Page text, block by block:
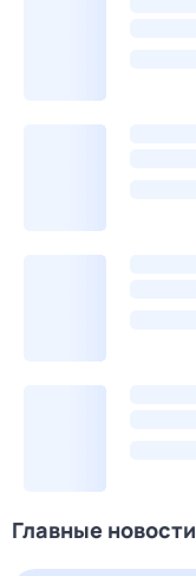
Главные новости